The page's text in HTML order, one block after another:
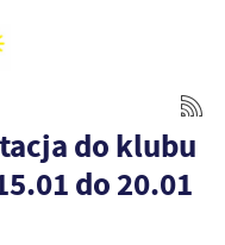
do klubu
do 20.01